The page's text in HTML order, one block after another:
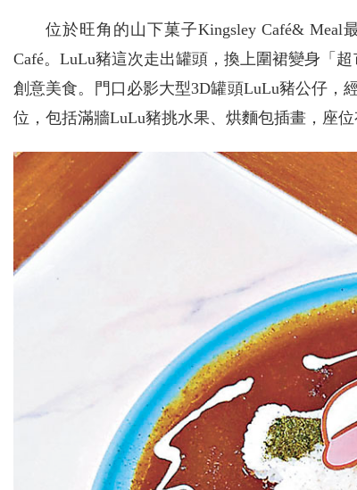
位於旺角的山下菓子Kingsley Café&
Café。LuLu豬這次走出罐頭，換上圍裙變身「
創意美食。門口必影大型3D罐頭LuLu豬公仔，
位，包括滿牆LuLu豬挑水果、烘麵包插畫，座